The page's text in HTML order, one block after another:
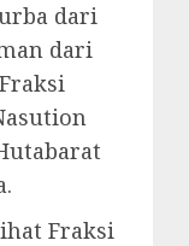
dari
dari
Fraksi